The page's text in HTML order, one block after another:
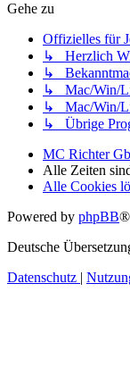
Gehe zu
Offizielles für
↳ Herzlich
↳
↳ Mac/Win/
↳ Mac/Win/
↳ Übrige
MC Richter
Alle Zeiten
Alle Cookies
Powered by phpBB®
Deutsche
Datenschutz